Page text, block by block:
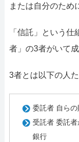
または自分のため
「信託」という
者」の3者がいて成
3者とは以下の人た
委託者 自ら
受託者 委託
銀行